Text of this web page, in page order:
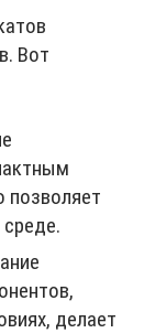
Вот
позволяет
делает